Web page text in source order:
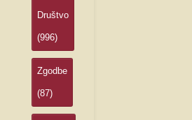
Društvo
(996)
Zgodbe
(87)